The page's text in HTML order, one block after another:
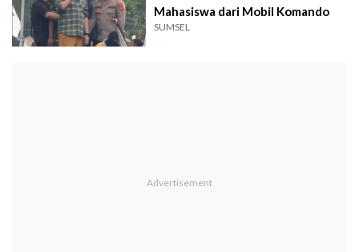
Mahasiswa dari Mobil Komando
SUMSEL